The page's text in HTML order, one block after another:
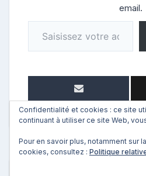
email.
Saisissez votre adresse e-mail…
Confidentialité et cookies : ce site
continuant à utiliser ce site Web,
Pour en savoir plus, notamment sur
cookies, consultez : Politique